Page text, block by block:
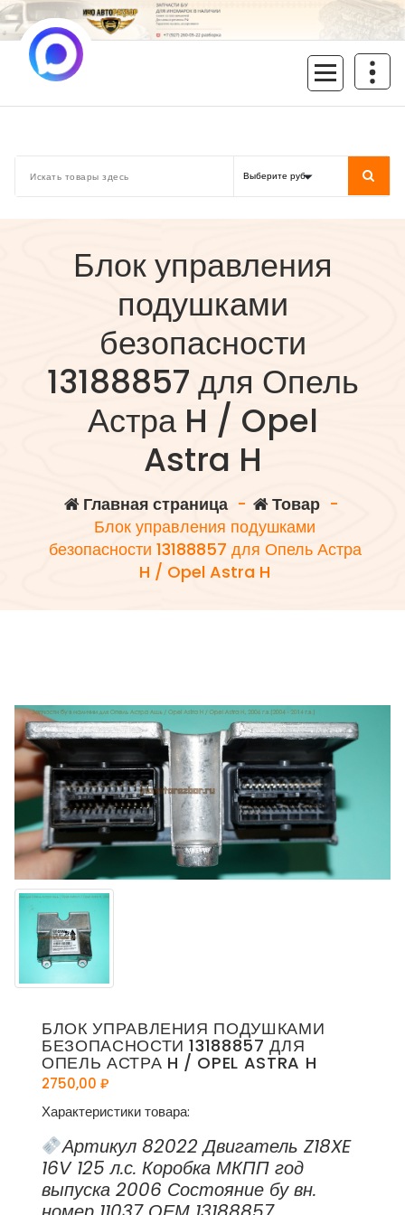
Перейти
к
содержимому
Блок управления
подушками
безопасности
13188857 для Опель
Астра H / Opel
Astra H
Главная страница- Товар-
Блок управления подушками
безопасности 13188857 для Опель Астра
H / Opel Astra H
БЛОК УПРАВЛЕНИЯ ПОДУШКАМИ
БЕЗОПАСНОСТИ 13188857 ДЛЯ
ОПЕЛЬ АСТРА H / OPEL ASTRA H
2750,00 ₽
Характеристики товара:
Артикул 82022 Двигатель Z18XE
16V 125 л.с. Коробка МКПП год
выпуска 2006 Состояние бу вн.